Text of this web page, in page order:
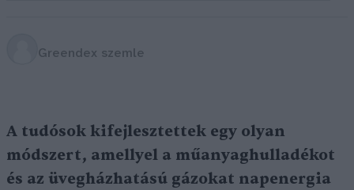
Greendex szemle
A tudósok kifejlesztettek egy olyan
módszert, amellyel a műanyaghulladékot
és az üvegházhatású gázokat napenergia